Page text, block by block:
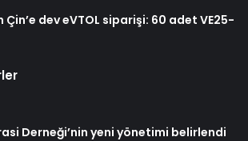
Çin’e dev eVTOL siparişi: 60 adet VE25-
Derneği’nin yeni yönetimi belirlendi